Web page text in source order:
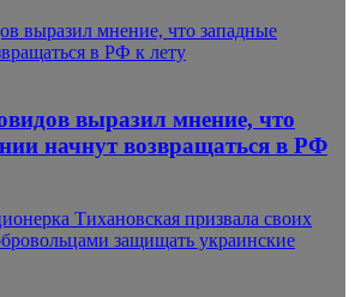
выразил мнение, что западные
в РФ к лету
выразил мнение, что
начнут возвращаться в РФ
Тихановская призвала своих
защищать украинские